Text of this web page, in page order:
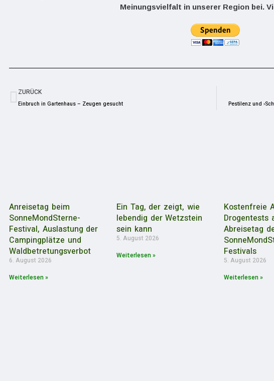
Meinungsvielfalt in unserer Region bei.
ZURÜCK
Einbruch in Gartenhaus – Zeugen gesucht Pestilenz und
Anreisetag beim
SonneMondSterne-
Festival, Auslastung der
Campingplätze und
Waldbetretungsverbot
6. August 2026
Weiterlesen »
Ein Tag, der zeigt, wie
lebendig der Wetzstein
sein kann
5. August 2026
Weiterlesen »
Kostenfreie
Drogentests
Abreisetag
Festivals
5. August 2026
Weiterlesen »